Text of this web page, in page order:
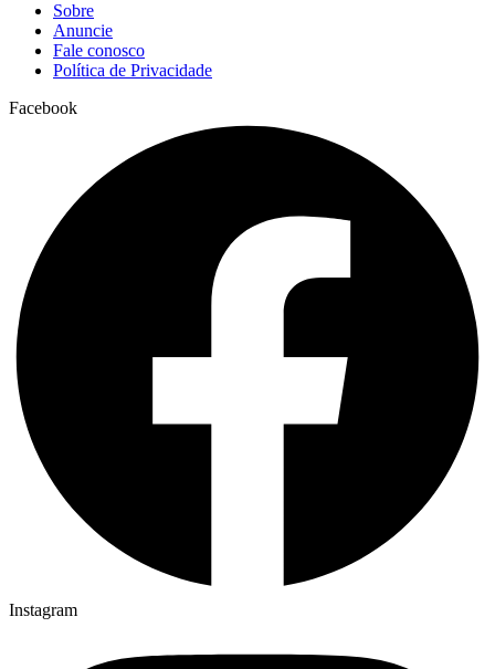
Sobre
Anuncie
Fale conosco
Política de Privacidade
Facebook
Instagram